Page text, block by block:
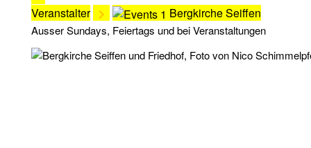
Veranstalter Bergkirche Seiffen
Ausser Sundays, Feiertags und bei Veranstaltungen